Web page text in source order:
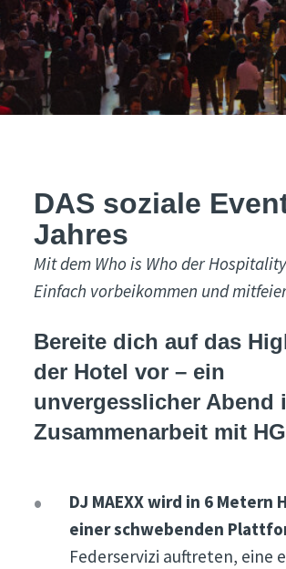
DAS soziale
Jahres
Mit dem Who is Who der
Einfach vorbeikommen und
Bereite dich auf das
der Hotel vor – ein
unvergesslicher Abend
Zusammenarbeit mit
DJ MAEXX wird in 6 Metern
einer schwebenden
Federservizi auftreten, eine